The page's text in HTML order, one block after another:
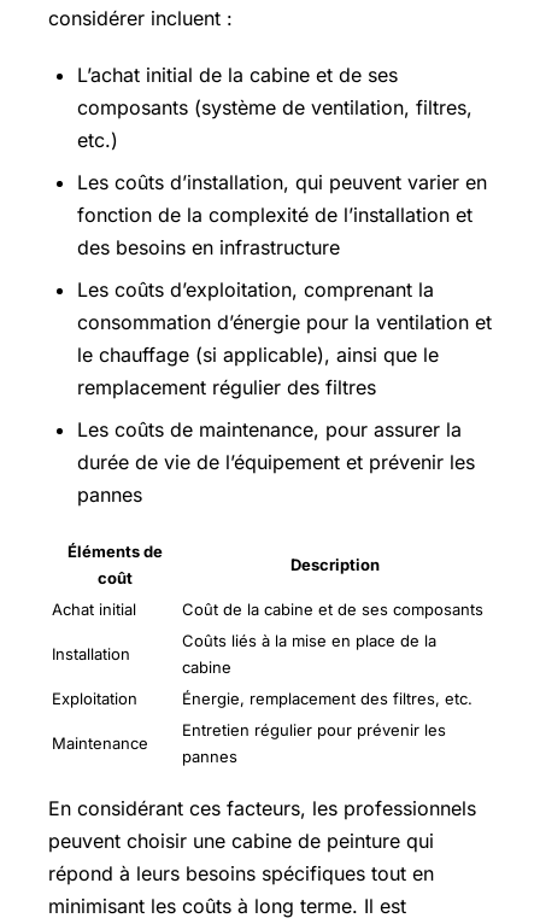
considérer incluent :
L’achat initial de la cabine et de ses
composants (système de ventilation, filtres,
etc.)
Les coûts d’installation, qui peuvent varier en
fonction de la complexité de l’installation et
des besoins en infrastructure
Les coûts d’exploitation, comprenant la
consommation d’énergie pour la ventilation et
le chauffage (si applicable), ainsi que le
remplacement régulier des filtres
Les coûts de maintenance, pour assurer la
durée de vie de l’équipement et prévenir les
pannes
Éléments de
coût
Description
Achat initial Coût de la cabine et de ses composants
Installation
Coûts liés à la mise en place de la
cabine
Exploitation
Énergie, remplacement des filtres, etc.
Maintenance
Entretien régulier pour prévenir les
pannes
En considérant ces facteurs, les professionnels
peuvent choisir une cabine de peinture qui
répond à leurs besoins spécifiques tout en
minimisant les coûts à long terme. Il est